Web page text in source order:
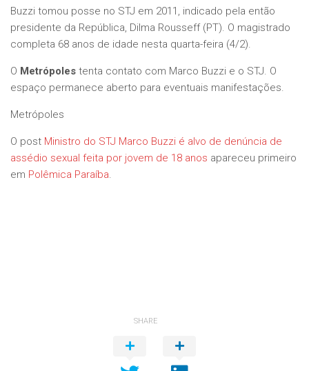
Buzzi tomou posse no STJ em 2011, indicado pela então
presidente da República, Dilma Rousseff (PT). O magistrado
completa 68 anos de idade nesta quarta-feira (4/2).
O Metrópoles tenta contato com Marco Buzzi e o STJ. O
espaço permanece aberto para eventuais manifestações.
Metrópoles
O post Ministro do STJ Marco Buzzi é alvo de denúncia de
assédio sexual feita por jovem de 18 anos apareceu primeiro
em Polêmica Paraíba.
SHARE